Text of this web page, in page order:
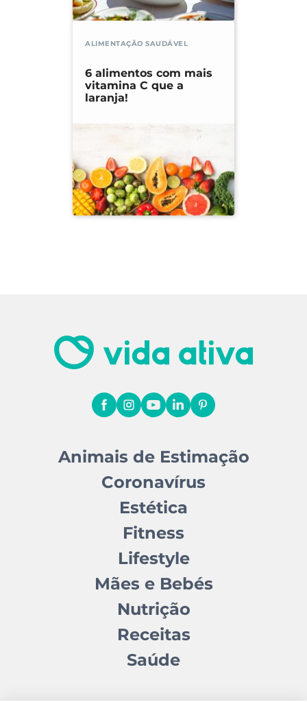
ALIMENTAÇÃO SAUDÁVEL
6 alimentos com mais
vitamina C que a
laranja!
Animais de Estimação
Coronavírus
Estética
Fitness
Lifestyle
Mães e Bebés
Nutrição
Receitas
Saúde